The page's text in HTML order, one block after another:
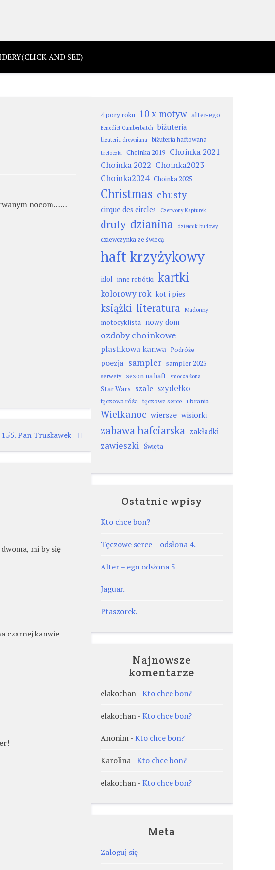
AND SEE)
nocom……
155. Pan Truskawek
mi by się
czarnej kanwie
4 pory roku 10 x motyw alter-ego
Benedict Cumberbatch biżuteria
biżuteria drewniana biżuteria haftowana
breloczki Choinka 2019 Choinka 2021
Choinka 2022 Choinka2023
Choinka2024 Choinka 2025
Christmas chusty
cirque des circles Czerwony Kapturek
druty dzianina dziennik budowy
dziewczynka ze świecą
haft krzyżykowy
idol inne robótki kartki
kolorowy rok kot i pies
książki literatura Madonny
motocyklista nowy dom
ozdoby choinkowe
plastikowa kanwa Podróże
poezja sampler sampler 2025
serwety sezon na haft smocza żona
Star Wars szale szydełko
tęczowa róża tęczowe serce ubrania
Wielkanoc wiersze wisiorki
zabawa hafciarska zakładki
zawieszki Święta
Ostatnie wpisy
Kto chce bon?
Tęczowe serce – odsłona 4.
Alter – ego odsłona 5.
Jaguar.
Ptaszorek.
Najnowsze
komentarze
elakochan-Kto chce bon?
elakochan-Kto chce bon?
Anonim-Kto chce bon?
Karolina-Kto chce bon?
elakochan-Kto chce bon?
Meta
Zaloguj się